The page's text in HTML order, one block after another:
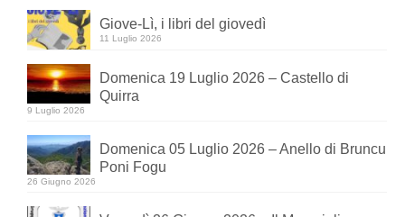
Giove-Lì, i libri del giovedì
11 Luglio 2026
Domenica 19 Luglio 2026 – Castello di
Quirra
9 Luglio 2026
Domenica 05 Luglio 2026 – Anello di Bruncu
Poni Fogu
26 Giugno 2026